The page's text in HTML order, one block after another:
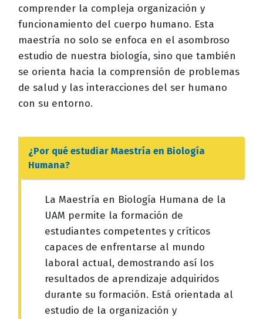
comprender la compleja organización y
funcionamiento del cuerpo humano. Esta
maestría no solo se enfoca en el asombroso
estudio de nuestra biología, sino que también
se orienta hacia la comprensión de problemas
de salud y las interacciones del ser humano
con su entorno.
¿Por qué estudiarMaestría en Biología
Humana?
La Maestría en Biología Humana de la
UAM permite la formación de
estudiantes competentes y críticos
capaces de enfrentarse al mundo
laboral actual, demostrando así los
resultados de aprendizaje adquiridos
durante su formación. Está orientada al
estudio de la organización y